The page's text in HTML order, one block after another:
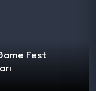
Fest